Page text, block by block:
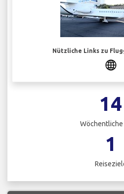
Nützliche Links zu
14
Wöchentliche
1